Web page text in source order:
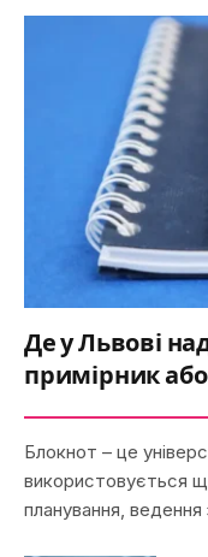
Де у Львові
примірник
Блокнот – це
використовується
планування, ведення